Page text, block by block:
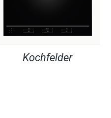
Kochfelder